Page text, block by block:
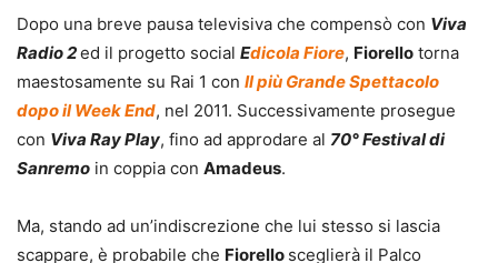
Dopo una breve pausa televisiva che compensò con Viva
Radio 2ed il progetto social Edicola Fiore, Fiorello torna
maestosamente su Rai 1 con Il più Grande Spettacolo
dopo il Week End, nel 2011. Successivamente prosegue
con Viva Ray Play, fino ad approdare al 70° Festival di
Sanremo in coppia con Amadeus.
Ma, stando ad un’indiscrezione che lui stesso si lascia
scappare, è probabile che Fiorello sceglierà il Palco